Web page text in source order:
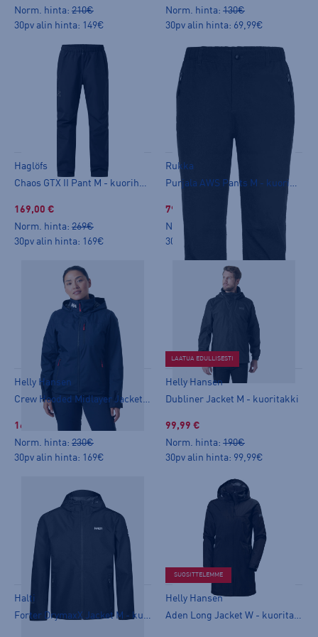
Norm. hinta: 210€
30pv alin hinta: 149€
Norm. hinta: 130€
30pv alin hinta: 69,99€
Haglöfs
Chaos GTX II Pant M - kuorihousut
169,00 €
Norm. hinta: 269€
30pv alin hinta: 169€
Rukka
Purjala AWS Pants M - kuorihousut
79,99 €
Norm. hinta:
99,95€
30pv alin hinta: 69,99€
Helly Hansen
Crew Hooded Midlayer Jacket 2.0 W - kuoritakki
169,00 €
Norm. hinta: 230€
30pv alin hinta: 169€
LAATUA EDULLISESTI
Helly Hansen
Dubliner Jacket M - kuoritakki
99,99 €
Norm. hinta: 190€
30pv alin hinta: 99,99€
Halti
Forter DrymaxX Jacket M - kuoritakki
SUOSITTELEMME
Helly Hansen
Aden Long Jacket W - kuoritakki